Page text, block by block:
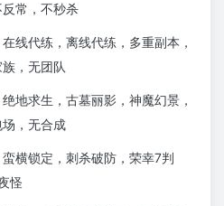
常，不秒杀
线代练，离线代练，多重副本，
，无团队
地求生，古墓丽影，神魔幻景，
，无合成
蛮横锁定，刺杀破防，荣幸7判
怪